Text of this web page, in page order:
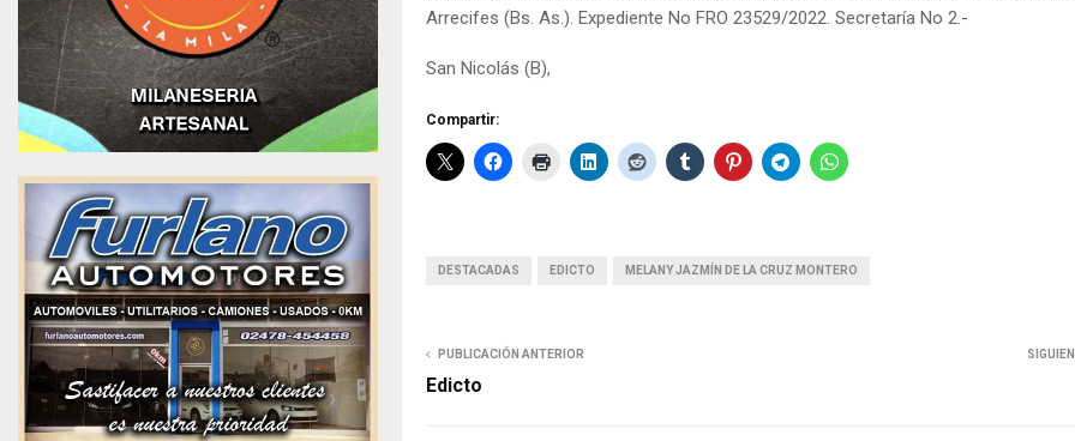
Arrecifes (Bs. As.). Expediente No FRO 23529/2022. Secretaría No 2.-
San Nicolás (B),
Compartir:
DESTACADAS EDICTO MELANY JAZMÍN DE LA CRUZ MONTERO
PUBLICACIÓN ANTERIOR
Edicto